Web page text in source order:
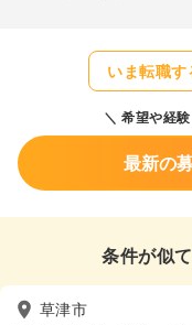
いま転職
希望や経
最新の
条件が似
草津市